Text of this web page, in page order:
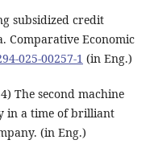
subsidized credit
Comparative Economic
025-00257-1 (in Eng.)
The second machine
in a time of brilliant
(in Eng.)